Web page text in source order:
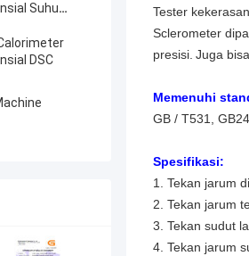
Suhu
DSC
Tester kekerasan
Sclerometer
presisi. Juga
Memenuhi
GB / T531,
Spesifikasi:
1. Tekan jarum
2. Tekan jarum
3. Tekan sudut
4. Tekan jarum